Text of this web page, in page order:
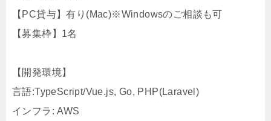
【PC貸与】有り(Mac)※Windowsのご相談も可
【募集枠】1名
【開発環境】
言語:TypeScript/Vue.js, Go, PHP(Laravel)
インフラ: AWS